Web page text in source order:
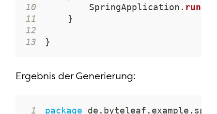
10
SpringApplication . run
11
}
12
13
}
Ergebnis der Generierung:
1 package de . byteleaf . example .